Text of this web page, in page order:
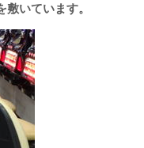
いています。